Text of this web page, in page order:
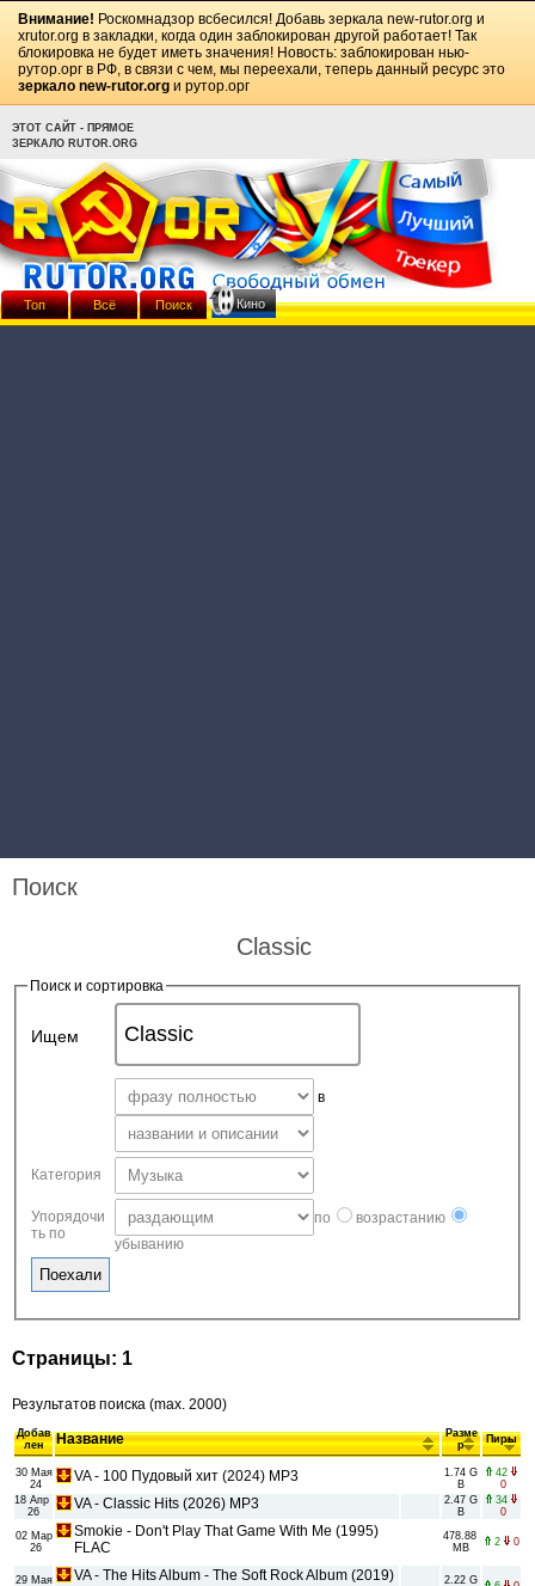
Внимание! Роскомнадзор всбесился! Добавь зеркала new-rutor.org и
xrutor.org в закладки, когда один заблокирован другой работает! Так
блокировка не будет иметь значения! Новость: заблокирован нью-
рутор.орг в РФ, в связи с чем, мы переехали, теперь данный ресурс это
зеркало new-rutor.org и рутор.орг
ЭТОТ САЙТ - ПРЯМОЕ
ЗЕРКАЛО RUTOR.ORG
Поиск
Classic
Поиск и сортировка
Ищем
в
Категория
Упорядочи
ть по
по
возрастанию
убыванию
Страницы: 1
Результатов поиска (max. 2000)
Добав
лен
Название
Разме
р
Пиры
30 Мая
24
VA - 100 Пудовый хит (2024) MP3
1.74 G
B
42
0
18 Апр
26
VA - Classic Hits (2026) MP3
2.47 G
B
34
0
02 Мар
26
Smokie - Don't Play That Game With Me (1995)
FLAC
478.88
MB
2 0
29 Мая
VA - The Hits Album - The Soft Rock Album (2019)
2.22 G